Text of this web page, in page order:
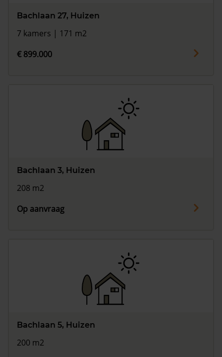
Bachlaan 27, Huizen
7 kamers | 171 m2
€ 899.000
Bachlaan 3, Huizen
208 m2
Op aanvraag
Bachlaan 5, Huizen
200 m2